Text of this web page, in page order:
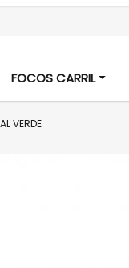
FOCOS CARRIL
VERDE